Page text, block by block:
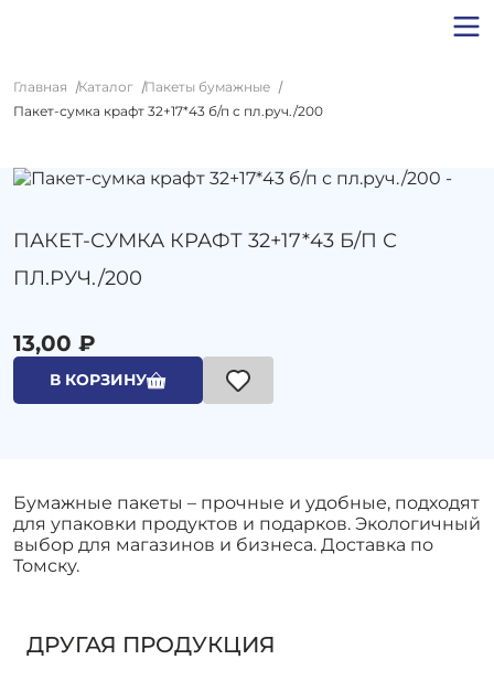
Главная Каталог
Пакеты бумажные
Пакет-сумка крафт 32+17*43 б/п с пл.руч./200
ПАКЕТ-СУМКА КРАФТ 32+17*43 Б/П С
ПЛ.РУЧ./200
13,00 ₽
В КОРЗИНУ
Бумажные пакеты – прочные и удобные, подходят
для упаковки продуктов и подарков. Экологичный
выбор для магазинов и бизнеса. Доставка по
Томску.
ДРУГАЯ ПРОДУКЦИЯ